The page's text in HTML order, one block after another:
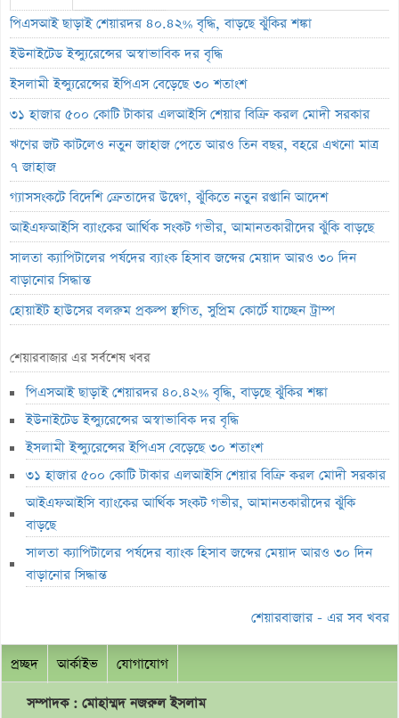
পিএসআই ছাড়াই শেয়ারদর ৪০.৪২% বৃদ্ধি, বাড়ছে ঝুঁকির শঙ্কা
ইউনাইটেড ইন্স্যুরেন্সের অস্বাভাবিক দর বৃদ্ধি
ইসলামী ইন্স্যুরেন্সের ইপিএস বেড়েছে ৩০ শতাংশ
৩১ হাজার ৫০০ কোটি টাকার এলআইসি শেয়ার বিক্রি করল মোদী সরকার
ঋণের জট কাটলেও নতুন জাহাজ পেতে আরও তিন বছর, বহরে এখনো মাত্র
৭ জাহাজ
গ্যাসসংকটে বিদেশি ক্রেতাদের উদ্বেগ, ঝুঁকিতে নতুন রপ্তানি আদেশ
আইএফআইসি ব্যাংকের আর্থিক সংকট গভীর, আমানতকারীদের ঝুঁকি বাড়ছে
সালতা ক্যাপিটালের পর্ষদের ব্যাংক হিসাব জব্দের মেয়াদ আরও ৩০ দিন
বাড়ানোর সিদ্ধান্ত
হোয়াইট হাউসের বলরুম প্রকল্প স্থগিত, সুপ্রিম কোর্টে যাচ্ছেন ট্রাম্প
ইনফান্তিনোর পদত্যাগ দাবি করল নরওয়ে ফুটবল ফেডারেশন
অস্কারের প্রাথমিক দৌড়ে পাকিস্তানের ‘মেরা লিয়ারি’
হাতে আঘাত পেয়ে হাসপাতালে ভর্তি মিঠুন চক্রবর্তী
৪ দুর্বল আর্থিক প্রতিষ্ঠানে আজ প্রশাসক নিয়োগ, ভেঙে দেওয়া হবে পর্ষদ
বিনিয়োগকারীরা ফিরে পেল ২ হাজার ৭৮১ কোটি টাকা
গত সপ্তাহে ব্লক মার্কেটে ১৮২ কোটি টাকার লেনদেন
সাপ্তাহিক লেনদেনের ১৯ শতাংশ ১০ কোম্পানির শেয়ারে
কেন ইসলাম গ্রহণ করেছিলেন দীপিকা? জানালেন সহ-অভিনেত্রী
স্বর্ণ খাতকে আনুষ্ঠানিক শিল্পে আনতে নতুন নীতিমালা
এসআইবিএল থেকেও প্রশাসক প্রত্যাহার
৮০০ কোটি টাকার বন্ড জালিয়াতি তদন্তে সিআইডি
শেয়ারবাজার এর সর্বশেষ খবর
পিএসআই ছাড়াই শেয়ারদর ৪০.৪২% বৃদ্ধি, বাড়ছে ঝুঁকির শঙ্কা
ইউনাইটেড ইন্স্যুরেন্সের অস্বাভাবিক দর বৃদ্ধি
ইসলামী ইন্স্যুরেন্সের ইপিএস বেড়েছে ৩০ শতাংশ
৩১ হাজার ৫০০ কোটি টাকার এলআইসি শেয়ার বিক্রি করল মোদী সরকার
আইএফআইসি ব্যাংকের আর্থিক সংকট গভীর, আমানতকারীদের ঝুঁকি
বাড়ছে
সালতা ক্যাপিটালের পর্ষদের ব্যাংক হিসাব জব্দের মেয়াদ আরও ৩০ দিন
বাড়ানোর সিদ্ধান্ত
শেয়ারবাজার - এর সব খবর
প্রচ্ছদ আর্কাইভ যোগাযোগ
সম্পাদক : মোহাম্মদনজরুলইসলাম